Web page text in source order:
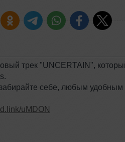
трек "UNCERTAIN",
себе, любым удобным
uMDON